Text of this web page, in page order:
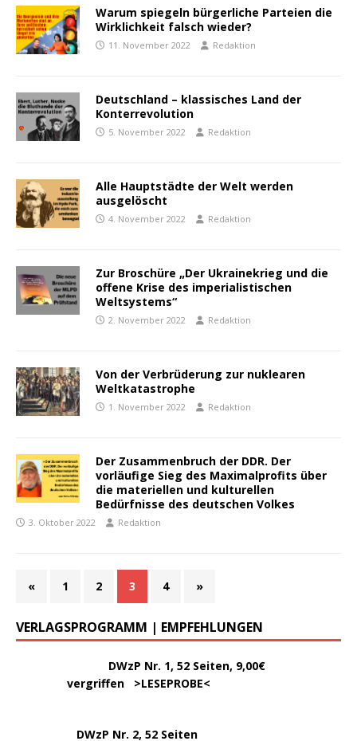
Warum spiegeln bürgerliche Parteien die
Wirklichkeit falsch wieder?
11. November 2022 Redaktion
Deutschland – klassisches Land der
Konterrevolution
5. November 2022 Redaktion
Alle Hauptstädte der Welt werden
ausgelöscht
4. November 2022 Redaktion
Zur Broschüre „Der Ukrainekrieg und die
offene Krise des imperialistischen
Weltsystems“
2. November 2022 Redaktion
Von der Verbrüderung zur nuklearen
Weltkatastrophe
1. November 2022 Redaktion
Der Zusammenbruch der DDR. Der
vorläufige Sieg des Maximalprofits über
die materiellen und kulturellen
Bedürfnisse des deutschen Volkes
3. Oktober 2022 Redaktion
« 1 2 3 4 »
VERLAGSPROGRAMM | EMPFEHLUNGEN
DWzP Nr. 1, 52 Seiten, 9,00€
vergriffen >LESEPROBE<
DWzP Nr. 2, 52 Seiten